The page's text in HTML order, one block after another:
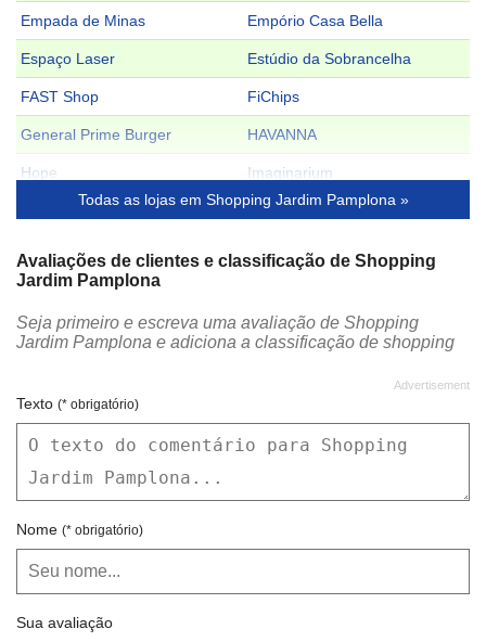
Empada de Minas Empório Casa Bella
Espaço Laser Estúdio da Sobrancelha
FAST Shop FiChips
General Prime Burger HAVANNA
Hope Imaginarium
Joaquina Brasil Kalunga
Las Lenas
Livraria da Vila
Lupo MP Brinquedos
Nutrafit
OAKBERRY AÇAI BOWLS Oceane
Óticas By John
Padaria Benjamim Paris 6
Patroni Poke Poke
Por Aí
Todas as lojas em Shopping Jardim Pamplona »
Avaliações de clientes e classificação de Shopping
Jardim Pamplona
Seja primeiro e escreva uma avaliação de Shopping
Jardim Pamplona e adiciona a classificação de shopping
Texto (* obrigatório)
Nome (* obrigatório)
Sua avaliação